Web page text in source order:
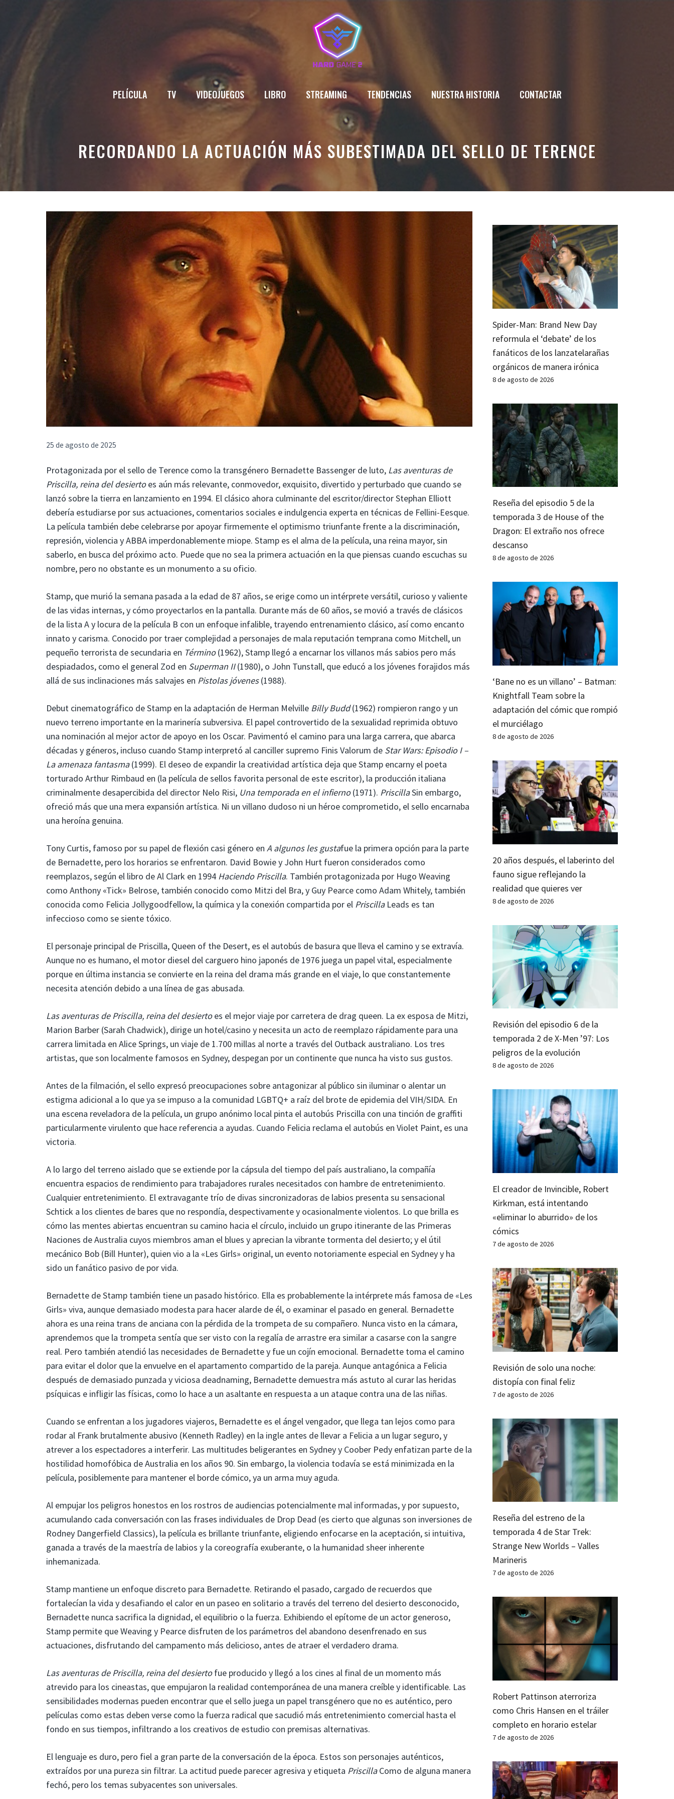
PELÍCULA TV VIDEOJUEGOS LIBRO STREAMING TENDENCIAS NUESTRA HISTORIA CONTACTAR
RECORDANDO LA ACTUACIÓN MÁS SUBESTIMADA DEL SELLO DE TERENCE
25 de agosto de 2025
Protagonizada por el sello de Terence como la transgénero Bernadette Bassenger de luto, Las aventuras de
Priscilla, reina del desiertoes aún más relevante, conmovedor, exquisito, divertido y perturbado que cuando se
lanzó sobre la tierra en lanzamiento en 1994. El clásico ahora culminante del escritor/director Stephan Elliott
debería estudiarse por sus actuaciones, comentarios sociales e indulgencia experta en técnicas de Fellini-Eesque.
La película también debe celebrarse por apoyar firmemente el optimismo triunfante frente a la discriminación,
represión, violencia y ABBA imperdonablemente miope. Stamp es el alma de la película, una reina mayor, sin
saberlo, en busca del próximo acto. Puede que no sea la primera actuación en la que piensas cuando escuchas su
nombre, pero no obstante es un monumento a su oficio.
Stamp, que murió la semana pasada a la edad de 87 años, se erige como un intérprete versátil, curioso y valiente
de las vidas internas, y cómo proyectarlos en la pantalla. Durante más de 60 años, se movió a través de clásicos
de la lista A y locura de la película B con un enfoque infalible, trayendo entrenamiento clásico, así como encanto
innato y carisma. Conocido por traer complejidad a personajes de mala reputación temprana como Mitchell, un
pequeño terrorista de secundaria en Término(1962), Stamp llegó a encarnar los villanos más sabios pero más
despiadados, como el general Zod en Superman II(1980), o John Tunstall, que educó a los jóvenes forajidos más
allá de sus inclinaciones más salvajes en Pistolas jóvenes(1988).
Debut cinematográfico de Stamp en la adaptación de Herman Melville Billy Budd(1962) rompieron rango y un
nuevo terreno importante en la marinería subversiva. El papel controvertido de la sexualidad reprimida obtuvo
una nominación al mejor actor de apoyo en los Oscar. Pavimentó el camino para una larga carrera, que abarca
décadas y géneros, incluso cuando Stamp interpretó al canciller supremo Finis Valorum de Star Wars: Episodio I –
La amenaza fantasma(1999). El deseo de expandir la creatividad artística deja que Stamp encarny el poeta
torturado Arthur Rimbaud en (la película de sellos favorita personal de este escritor), la producción italiana
criminalmente desapercibida del director Nelo Risi, Una temporada en el infierno(1971). PriscillaSin embargo,
ofreció más que una mera expansión artística. Ni un villano dudoso ni un héroe comprometido, el sello encarnaba
una heroína genuina.
Tony Curtis, famoso por su papel de flexión casi género en A algunos les gustafue la primera opción para la parte
de Bernadette, pero los horarios se enfrentaron. David Bowie y John Hurt fueron considerados como
reemplazos, según el libro de Al Clark en 1994 Haciendo Priscilla. También protagonizada por Hugo Weaving
como Anthony «Tick» Belrose, también conocido como Mitzi del Bra, y Guy Pearce como Adam Whitely, también
conocida como Felicia Jollygoodfellow, la química y la conexión compartida por el PriscillaLeads es tan
infeccioso como se siente tóxico.
El personaje principal de Priscilla, Queen of the Desert, es el autobús de basura que lleva el camino y se extravía.
Aunque no es humano, el motor diesel del carguero hino japonés de 1976 juega un papel vital, especialmente
porque en última instancia se convierte en la reina del drama más grande en el viaje, lo que constantemente
necesita atención debido a una línea de gas abusada.
Las aventuras de Priscilla, reina del desiertoes el mejor viaje por carretera de drag queen. La ex esposa de Mitzi,
Marion Barber (Sarah Chadwick), dirige un hotel/casino y necesita un acto de reemplazo rápidamente para una
carrera limitada en Alice Springs, un viaje de 1.700 millas al norte a través del Outback australiano. Los tres
artistas, que son localmente famosos en Sydney, despegan por un continente que nunca ha visto sus gustos.
Antes de la filmación, el sello expresó preocupaciones sobre antagonizar al público sin iluminar o alentar un
estigma adicional a lo que ya se impuso a la comunidad LGBTQ+ a raíz del brote de epidemia del VIH/SIDA. En
una escena reveladora de la película, un grupo anónimo local pinta el autobús Priscilla con una tinción de graffiti
particularmente virulento que hace referencia a ayudas. Cuando Felicia reclama el autobús en Violet Paint, es una
victoria.
A lo largo del terreno aislado que se extiende por la cápsula del tiempo del país australiano, la compañía
encuentra espacios de rendimiento para trabajadores rurales necesitados con hambre de entretenimiento.
Cualquier entretenimiento. El extravagante trío de divas sincronizadoras de labios presenta su sensacional
Schtick a los clientes de bares que no respondía, despectivamente y ocasionalmente violentos. Lo que brilla es
cómo las mentes abiertas encuentran su camino hacia el círculo, incluido un grupo itinerante de las Primeras
Naciones de Australia cuyos miembros aman el blues y aprecian la vibrante tormenta del desierto; y el útil
mecánico Bob (Bill Hunter), quien vio a la «Les Girls» original, un evento notoriamente especial en Sydney y ha
sido un fanático pasivo de por vida.
Bernadette de Stamp también tiene un pasado histórico. Ella es probablemente la intérprete más famosa de «Les
Girls» viva, aunque demasiado modesta para hacer alarde de él, o examinar el pasado en general. Bernadette
ahora es una reina trans de anciana con la pérdida de la trompeta de su compañero. Nunca visto en la cámara,
aprendemos que la trompeta sentía que ser visto con la regalía de arrastre era similar a casarse con la sangre
real. Pero también atendió las necesidades de Bernadette y fue un cojín emocional. Bernadette toma el camino
para evitar el dolor que la envuelve en el apartamento compartido de la pareja. Aunque antagónica a Felicia
después de demasiado punzada y viciosa deadnaming, Bernadette demuestra más astuto al curar las heridas
psíquicas e infligir las físicas, como lo hace a un asaltante en respuesta a un ataque contra una de las niñas.
Cuando se enfrentan a los jugadores viajeros, Bernadette es el ángel vengador, que llega tan lejos como para
rodar al Frank brutalmente abusivo (Kenneth Radley) en la ingle antes de llevar a Felicia a un lugar seguro, y
atrever a los espectadores a interferir. Las multitudes beligerantes en Sydney y Coober Pedy enfatizan parte de la
hostilidad homofóbica de Australia en los años 90. Sin embargo, la violencia todavía se está minimizada en la
película, posiblemente para mantener el borde cómico, ya un arma muy aguda.
Al empujar los peligros honestos en los rostros de audiencias potencialmente mal informadas, y por supuesto,
acumulando cada conversación con las frases individuales de Drop Dead (es cierto que algunas son inversiones de
Rodney Dangerfield Classics), la película es brillante triunfante, eligiendo enfocarse en la aceptación, si intuitiva,
ganada a través de la maestría de labios y la coreografía exuberante, o la humanidad sheer inherente
inhemanizada.
Stamp mantiene un enfoque discreto para Bernadette. Retirando el pasado, cargado de recuerdos que
fortalecían la vida y desafiando el calor en un paseo en solitario a través del terreno del desierto desconocido,
Bernadette nunca sacrifica la dignidad, el equilibrio o la fuerza. Exhibiendo el epítome de un actor generoso,
Stamp permite que Weaving y Pearce disfruten de los parámetros del abandono desenfrenado en sus
actuaciones, disfrutando del campamento más delicioso, antes de atraer el verdadero drama.
Las aventuras de Priscilla, reina del desiertofue producido y llegó a los cines al final de un momento más
atrevido para los cineastas, que empujaron la realidad contemporánea de una manera creíble y identificable. Las
sensibilidades modernas pueden encontrar que el sello juega un papel transgénero que no es auténtico, pero
películas como estas deben verse como la fuerza radical que sacudió más entretenimiento comercial hasta el
fondo en sus tiempos, infiltrando a los creativos de estudio con premisas alternativas.
El lenguaje es duro, pero fiel a gran parte de la conversación de la época. Estos son personajes auténticos,
extraídos por una pureza sin filtrar. La actitud puede parecer agresiva y etiqueta PriscillaComo de alguna manera
fechó, pero los temas subyacentes son universales.
Spider-Man: Brand New Day
reformula el ‘debate’ de los
fanáticos de los lanzatelarañas
orgánicos de manera irónica
8 de agosto de 2026
Reseña del episodio 5 de la
temporada 3 de House of the
Dragon: El extraño nos ofrece
descanso
8 de agosto de 2026
‘Bane no es un villano’ – Batman:
Knightfall Team sobre la
adaptación del cómic que rompió
el murciélago
8 de agosto de 2026
20 años después, el laberinto del
fauno sigue reflejando la
realidad que quieres ver
8 de agosto de 2026
Revisión del episodio 6 de la
temporada 2 de X-Men ’97: Los
peligros de la evolución
8 de agosto de 2026
El creador de Invincible, Robert
Kirkman, está intentando
«eliminar lo aburrido» de los
cómics
7 de agosto de 2026
Revisión de solo una noche:
distopía con final feliz
7 de agosto de 2026
Reseña del estreno de la
temporada 4 de Star Trek:
Strange New Worlds – Valles
Marineris
7 de agosto de 2026
Robert Pattinson aterroriza
como Chris Hansen en el tráiler
completo en horario estelar
7 de agosto de 2026